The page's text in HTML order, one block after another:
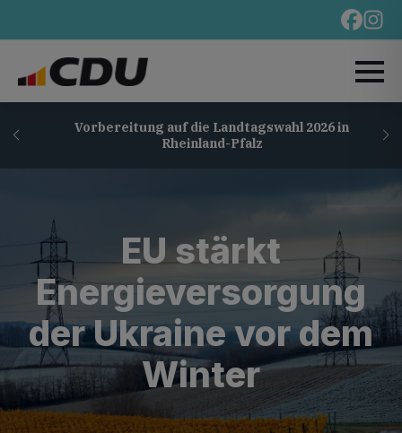
Vorbereitung auf die Landtagswahl 2026 in
Rheinland-Pfalz
EU stärkt
Energieversorgung
der Ukraine vor dem
Winter